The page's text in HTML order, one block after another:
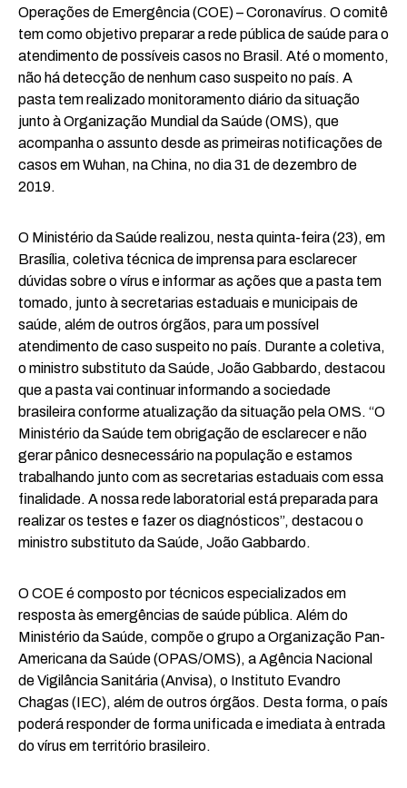
Operações de Emergência (COE) – Coronavírus. O comitê
tem como objetivo preparar a rede pública de saúde para o
atendimento de possíveis casos no Brasil. Até o momento,
não há detecção de nenhum caso suspeito no país. A
pasta tem realizado monitoramento diário da situação
junto à Organização Mundial da Saúde (OMS), que
acompanha o assunto desde as primeiras notificações de
casos em Wuhan, na China, no dia 31 de dezembro de
2019.
O Ministério da Saúde realizou, nesta quinta-feira (23), em
Brasília, coletiva técnica de imprensa para esclarecer
dúvidas sobre o vírus e informar as ações que a pasta tem
tomado, junto à secretarias estaduais e municipais de
saúde, além de outros órgãos, para um possível
atendimento de caso suspeito no país. Durante a coletiva,
o ministro substituto da Saúde, João Gabbardo, destacou
que a pasta vai continuar informando a sociedade
brasileira conforme atualização da situação pela OMS. “O
Ministério da Saúde tem obrigação de esclarecer e não
gerar pânico desnecessário na população e estamos
trabalhando junto com as secretarias estaduais com essa
finalidade. A nossa rede laboratorial está preparada para
realizar os testes e fazer os diagnósticos”, destacou o
ministro substituto da Saúde, João Gabbardo.
O COE é composto por técnicos especializados em
resposta às emergências de saúde pública. Além do
Ministério da Saúde, compõe o grupo a Organização Pan-
Americana da Saúde (OPAS/OMS), a Agência Nacional
de Vigilância Sanitária (Anvisa), o Instituto Evandro
Chagas (IEC), além de outros órgãos. Desta forma, o país
poderá responder de forma unificada e imediata à entrada
do vírus em território brasileiro.